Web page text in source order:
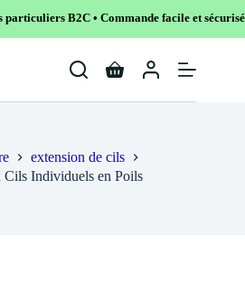
• Commande facile et sécurisé
Shopping
extension de cils
Individuels en Poils